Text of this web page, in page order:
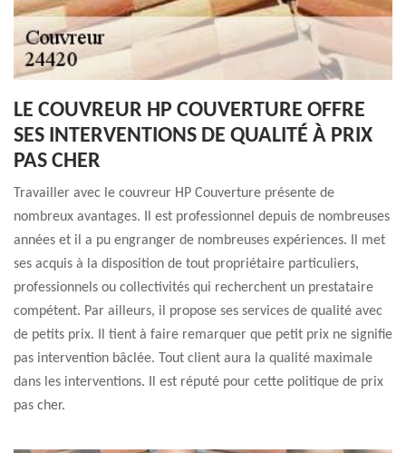
LE COUVREUR HP COUVERTURE OFFRE
SES INTERVENTIONS DE QUALITÉ À PRIX
PAS CHER
Travailler avec le couvreur HP Couverture présente de
nombreux avantages. Il est professionnel depuis de nombreuses
années et il a pu engranger de nombreuses expériences. Il met
ses acquis à la disposition de tout propriétaire particuliers,
professionnels ou collectivités qui recherchent un prestataire
compétent. Par ailleurs, il propose ses services de qualité avec
de petits prix. Il tient à faire remarquer que petit prix ne signifie
pas intervention bâclée. Tout client aura la qualité maximale
dans les interventions. Il est réputé pour cette politique de prix
pas cher.